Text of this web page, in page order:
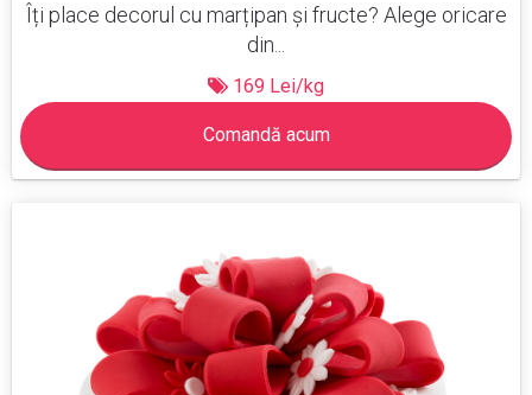
Îți place decorul cu marțipan și fructe? Alege oricare
din...
169 Lei/kg
Comandă acum